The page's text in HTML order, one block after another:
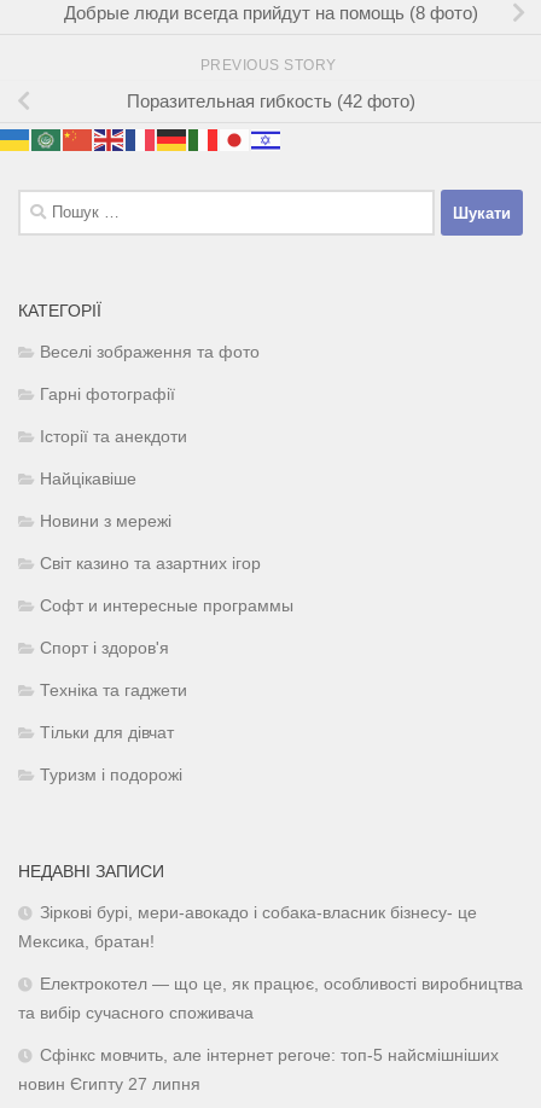
Добрые люди всегда прийдут на помощь (8 фото)
PREVIOUS STORY
Поразительная гибкость (42 фото)
Пошук:
КАТЕГОРІЇ
Веселі зображення та фото
Гарні фотографії
Історії та анекдоти
Найцікавіше
Новини з мережі
Світ казино та азартних ігор
Софт и интересные программы
Спорт і здоров'я
Техніка та гаджети
Тільки для дівчат
Туризм і подорожі
НЕДАВНІ ЗАПИСИ
Зіркові бурі, мери-авокадо і собака-власник бізнесу- це
Мексика, братан!
Електрокотел — що це, як працює, особливості виробництва
та вибір сучасного споживача
Сфінкс мовчить, але інтернет регоче: топ-5 найсмішніших
новин Єгипту 27 липня